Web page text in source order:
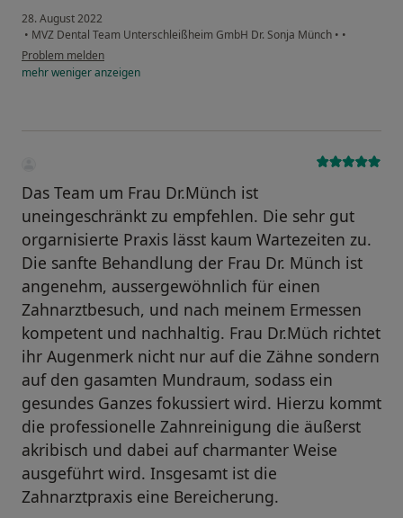
28. August 2022
• MVZ Dental Team Unterschleißheim GmbH Dr. Sonja Münch • •
Problem melden
mehrwenigeranzeigen
Das Team um Frau Dr.Münch ist
uneingeschränkt zu empfehlen. Die sehr gut
orgarnisierte Praxis lässt kaum Wartezeiten zu.
Die sanfte Behandlung der Frau Dr. Münch ist
angenehm, aussergewöhnlich für einen
Zahnarztbesuch, und nach meinem Ermessen
kompetent und nachhaltig. Frau Dr.Müch richtet
ihr Augenmerk nicht nur auf die Zähne sondern
auf den gasamten Mundraum, sodass ein
gesundes Ganzes fokussiert wird. Hierzu kommt
die professionelle Zahnreinigung die äußerst
akribisch und dabei auf charmanter Weise
ausgeführt wird. Insgesamt ist die
Zahnarztpraxis eine Bereicherung.